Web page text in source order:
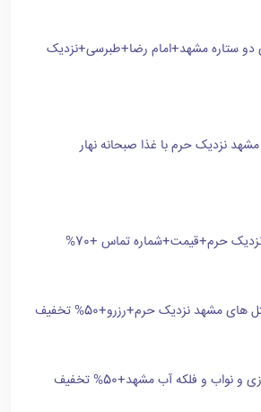
ستاره مشهد+امام رضا+طبرسی+نزدیک
نزدیک حرم با غذا صبحانه نهار
رزرو مسافرخانه مشهد نزدیک حرم+قیمت+شماره تماس +70%
مشهد نزدیک حرم+رزرو+50% تخفیف
نواب و فلکه آب مشهد+50% تخفیف